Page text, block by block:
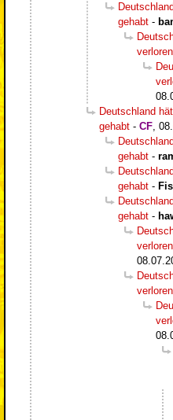
gehabt -
Deutschland
gehabt - CF,
gehabt -
gehabt -
gehabt -